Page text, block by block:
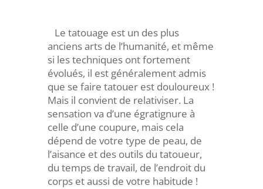
Le tatouage est un des plus
anciens arts de l’humanité, et même
si les techniques ont fortement
évolués, il est généralement admis
que se faire tatouer est douloureux !
Mais il convient de relativiser. La
sensation va d’une égratignure à
celle d’une coupure, mais cela
dépend de votre type de peau, de
l’aisance et des outils du tatoueur,
du temps de travail, de l’endroit du
corps et aussi de votre habitude !